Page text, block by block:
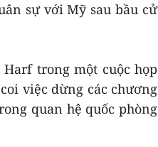
sự với Mỹ sau bầu cử
trong một cuộc họp
việc dừng các chương
quan hệ quốc phòng